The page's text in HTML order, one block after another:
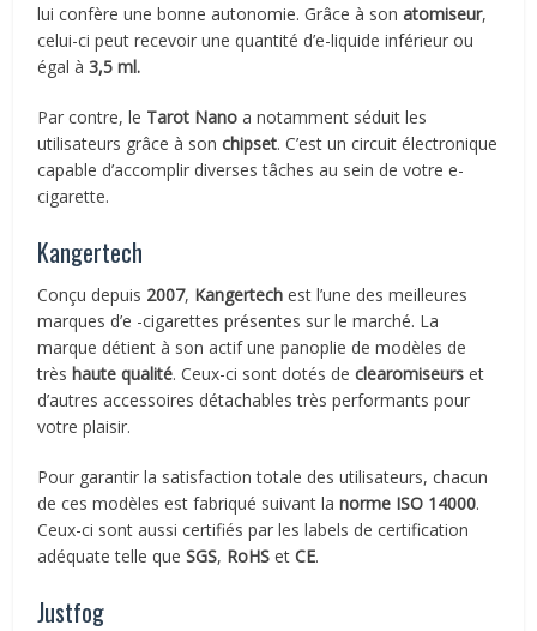
lui confère une bonne autonomie. Grâce à sonatomiseur,
celui-ci peut recevoir une quantité d’e-liquide inférieur ou
égal à3,5 ml.
Par contre, le Tarot Nano a notamment séduit les
utilisateurs grâce à sonchipset. C’est un circuit électronique
capable d’accomplir diverses tâches au sein de votre e-
cigarette.
Kangertech
Conçu depuis 2007, Kangertech est l’une des meilleures
marques d’e -cigarettes présentes sur le marché. La
marque détient à son actif une panoplie de modèles de
trèshaute qualité. Ceux-ci sont dotés declearomiseurset
d’autres accessoires détachables très performants pour
votre plaisir.
Pour garantir la satisfaction totale des utilisateurs, chacun
de ces modèles est fabriqué suivant lanorme ISO 14000.
Ceux-ci sont aussi certifiés par les labels de certification
adéquate telle queSGS, RoHSetCE.
Justfog